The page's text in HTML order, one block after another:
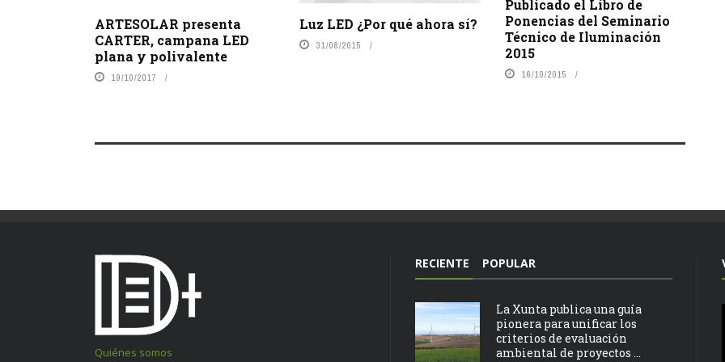
ARTESOLAR presenta
CARTER, campana LED
plana y polivalente
19/10/2017
Luz LED ¿Por qué ahora sí?
31/08/2015
Publicado el Libro de
Ponencias del Seminario
Técnico de Iluminación
2015
16/10/2015
Quiénes somos
RECIENTE POPULAR
La Xunta publica una guía
pionera para unificar los
criterios de evaluación
ambiental de proyectos ...